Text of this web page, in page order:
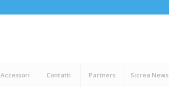
Accessori Contatti Partners Sicrea News